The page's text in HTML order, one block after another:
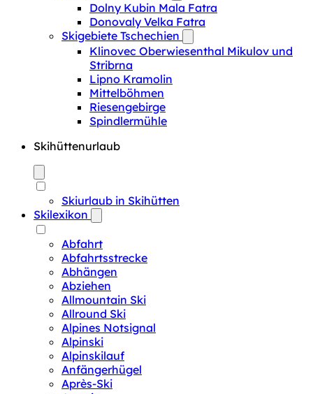
Dolny Kubin Mala Fatra
Donovaly Velka Fatra
Skigebiete Tschechien
Klinovec Oberwiesenthal Mikulov und
Stribrna
Lipno Kramolin
Mittelböhmen
Riesengebirge
Spindlermühle
Skihüttenurlaub
Skiurlaub in Skihütten
Skilexikon
Abfahrt
Abfahrtsstrecke
Abhängen
Abziehen
Allmountain Ski
Allround Ski
Alpines Notsignal
Alpinski
Alpinskilauf
Anfängerhügel
Après-Ski